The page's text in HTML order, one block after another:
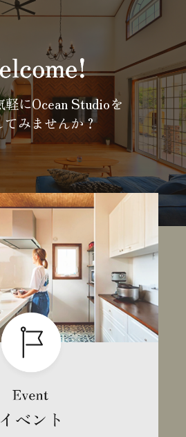
軽にOcean Studioを
てみませんか？